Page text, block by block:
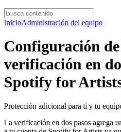
InicioAdministración del equipo
Configuración
verificación en
Spotify for
Protección adicional para ti y tu
La verificación en dos pasos agrega